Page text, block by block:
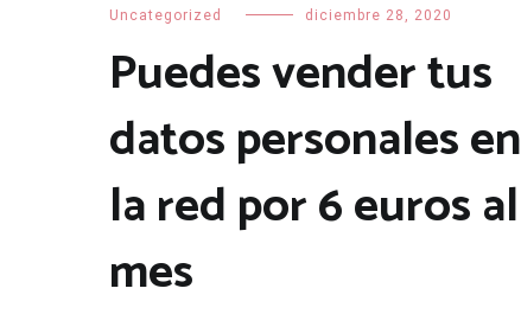
Uncategorized diciembre 28, 2020
Puedes vender tus
datos personales en
la red por 6 euros al
mes